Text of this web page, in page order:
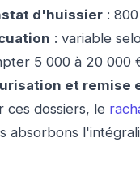
d'huissier :
: variable
5 000 à 20 000
et remise
ces dossiers, le
absorbons